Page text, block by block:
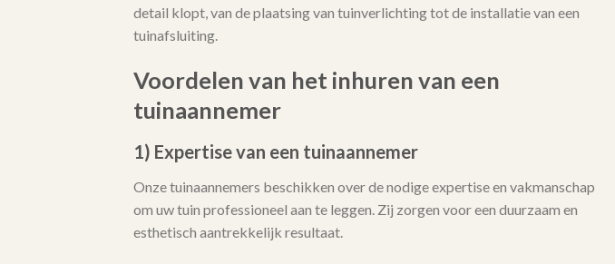
detail klopt, van de plaatsing van tuinverlichting tot de installatie van een
tuinafsluiting.
Voordelen van het inhuren van een
tuinaannemer
1) Expertise van een tuinaannemer
Onze tuinaannemers beschikken over de nodige expertise en vakmanschap
om uw tuin professioneel aan te leggen. Zij zorgen voor een duurzaam en
esthetisch aantrekkelijk resultaat.